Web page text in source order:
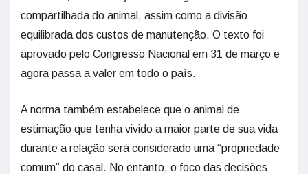
compartilhada do animal, assim como a divisão
equilibrada dos custos de manutenção. O texto foi
aprovado pelo Congresso Nacional em 31 de março e
agora passa a valer em todo o país.
A norma também estabelece que o animal de
estimação que tenha vivido a maior parte de sua vida
durante a relação será considerado uma “propriedade
comum” do casal. No entanto, o foco das decisões